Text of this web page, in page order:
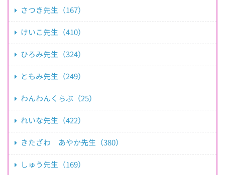
さつき先生（167）
けいこ先生（410）
ひろみ先生（324）
ともみ先生（249）
わんわんくらぶ（25）
れいな先生（422）
きたざわ あやか先生（380）
しゅう先生（169）